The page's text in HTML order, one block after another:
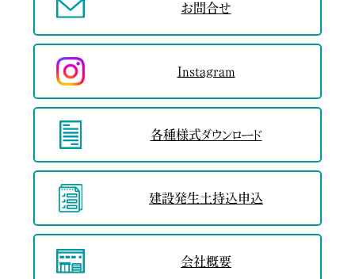
お問合せ
Instagram
各種様式ダウンロード
建設発生土持込申込
会社概要